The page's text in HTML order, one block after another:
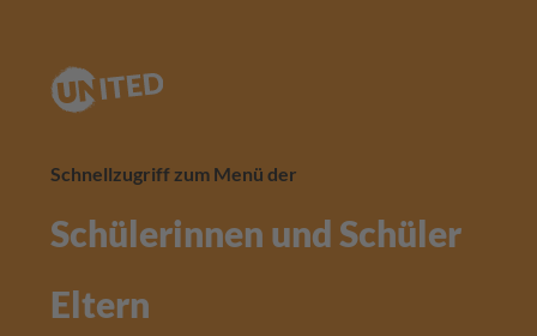
Schnellzugriff zum Menü der
Schülerinnen und Schüler
Eltern